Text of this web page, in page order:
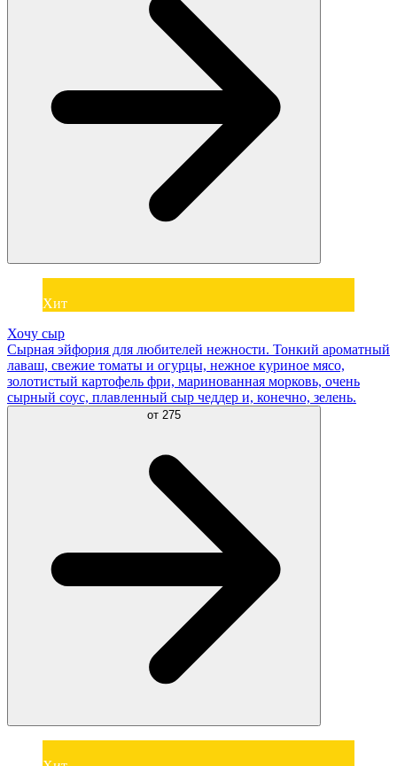
Хит
Хочу сыр
Сырная эйфория для любителей нежности. Тонкий ароматный
лаваш, свежие томаты и огурцы, нежное куриное мясо,
золотистый картофель фри, маринованная морковь, очень
сырный соус, плавленный сыр чеддер и, конечно, зелень.
от 275